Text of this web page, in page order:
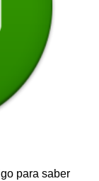
para saber